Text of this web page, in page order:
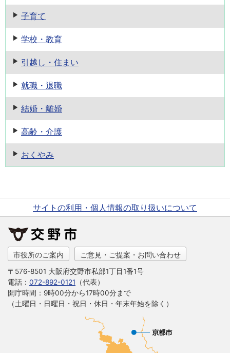
子育て
学校・教育
引越し・住まい
就職・退職
結婚・離婚
高齢・介護
おくやみ
サイトの利用・個人情報の取り扱いについて
市役所のご案内 ご意見・ご提案・お問い合わせ
〒576-8501 大阪府交野市私部1丁目1番1号
電話： 072-892-0121 （代表）
開庁時間：9時00分から17時00分まで
（土曜日・日曜日・祝日・休日・年末年始を除く）